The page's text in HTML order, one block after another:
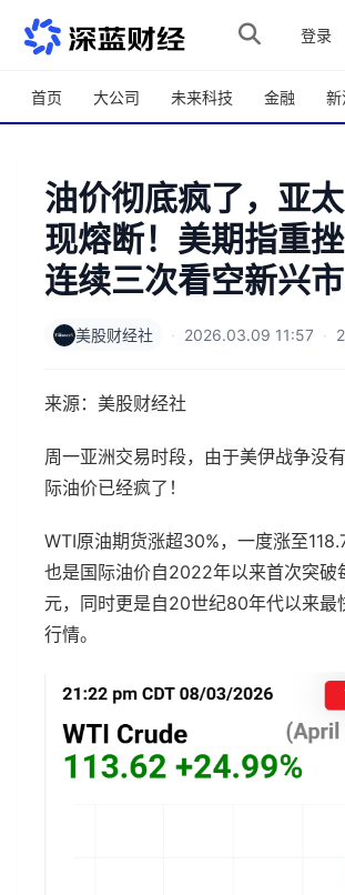
跳转到主内容
登录
首页 大公司 未来科技 金融 新
油价彻底疯了，亚
现熔断！美期指重
连续三次看空新兴
美股财经社 · 2026.03.09 11:57 ·
来源：美股财经社
周一亚洲交易时段，由于美伊战争没
际油价已经疯了！
WTI原油期货涨超30%，一度涨至
也是国际油价自2022年以来首次突破
元，同时更是自20世纪80年代以来最
行情。